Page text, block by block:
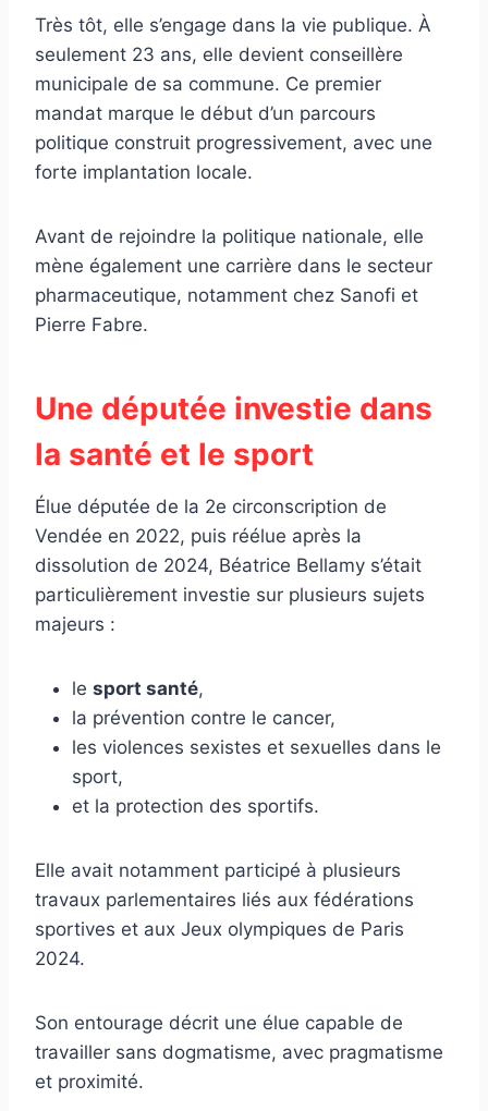
Très tôt, elle s’engage dans la vie publique. À
seulement 23 ans, elle devient conseillère
municipale de sa commune. Ce premier
mandat marque le début d’un parcours
politique construit progressivement, avec une
forte implantation locale.
Avant de rejoindre la politique nationale, elle
mène également une carrière dans le secteur
pharmaceutique, notamment chez Sanofi et
Pierre Fabre.
Une députée investie dans
la santé et le sport
Élue députée de la 2e circonscription de
Vendée en 2022, puis réélue après la
dissolution de 2024, Béatrice Bellamy s’était
particulièrement investie sur plusieurs sujets
majeurs :
le sport santé,
la prévention contre le cancer,
les violences sexistes et sexuelles dans le
sport,
et la protection des sportifs.
Elle avait notamment participé à plusieurs
travaux parlementaires liés aux fédérations
sportives et aux Jeux olympiques de Paris
2024.
Son entourage décrit une élue capable de
travailler sans dogmatisme, avec pragmatisme
et proximité.